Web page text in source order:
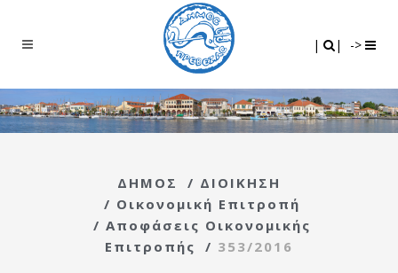
| | ->
ΔΗΜΟΣ / ΔΙΟΙΚΗΣΗ
/ Οικονομική Επιτροπή
/ Αποφάσεις Οικονομικής
Επιτροπής
/ 353/2016